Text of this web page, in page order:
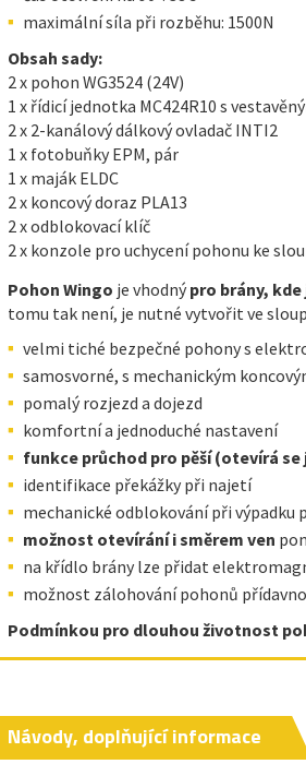
maximální síla při rozběhu: 1500N
Obsah sady:
2 x pohon WG3524 (24V)
1 x řídicí jednotka MC424R10 s
2 x 2-kanálový dálkový ovladač INTI2
1 x fotobuňky EPM, pár
1 x maják ELDC
2 x koncový doraz PLA13
2 x odblokovací klíč
2 x konzole pro uchycení pohonu ke
Pohon Wingo je vhodný pro brány,
tomu tak není, je nutné vytvořit ve
velmi tiché bezpečné pohony s
samosvorné, s mechanickým
pomalý rozjezd a dojezd
komfortní a jednoduché nastavení
funkce průchod pro pěší (otevírá
identifikace překážky při najetí
mechanické odblokování při výpadku
možnost otevírání i směrem ven
na křídlo brány lze přidat
možnost zálohování pohonů
Podmínkou pro dlouhou životnost
Návody, doplňující informace